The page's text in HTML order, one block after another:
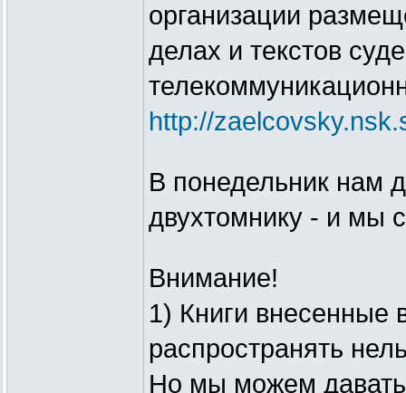
организации
делах и текстов
http://
В понедельник нам
двухтомнику - и мы
Внимание!
1) Книги внесенные
распространять
Но мы можем